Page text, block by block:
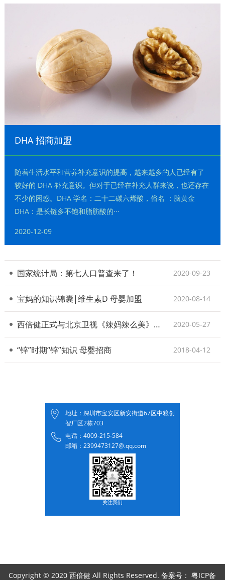
DHA 招商加盟
随着生活水平和营养补充意识的提高，越来越多的人已经有了
较好的 DHA 补充意识。但对于已经在补充人群来说，也还存在
不少的困惑。DHA 学名：二十二碳六烯酸，俗名 ：脑黄金
DHA：是长链多不饱和脂肪酸的···
2020-12-09
国家统计局：第七人口普查来了！ 2020-09-23
宝妈的知识锦囊|维生素D 母婴加盟 2020-08-14
西倍健正式与北京卫视《辣妈辣么美》节目签署战略合作协议 2020-05-27
“锌”时期“锌”知识 母婴招商 2018-04-12
地址：深圳市宝安区新安街道67区中粮创
智厂区2栋703
电话：4009-215-584
邮箱：2399473127@.qq.com
关注我们
Copyright © 2020 西倍健 All Rights Reserved. 备案号：粤ICP备